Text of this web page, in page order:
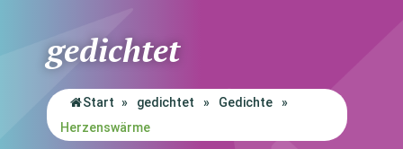
gedichtet
Start » gedichtet » Gedichte
»
Herzenswärme